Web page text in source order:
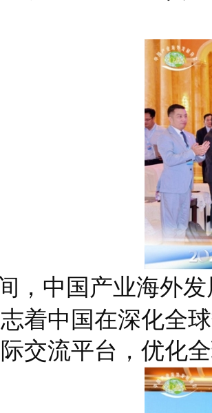
，中国产业海外
着中国在深化全
交流平台，优化